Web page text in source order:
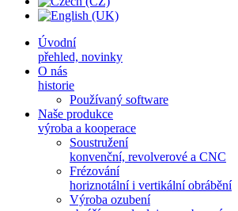
Úvodní
přehled, novinky
O nás
historie
Používaný software
Naše produkce
výroba a kooperace
Soustružení
konvenční, revolverové a CNC
Frézování
horiznotální i vertikální obrábění
Výroba ozubení